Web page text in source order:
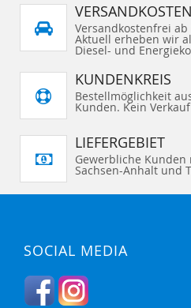
VERSANDKOSTEN
Versandkostenfrei
Aktuell erheben wir
Diesel- und
KUNDENKREIS
Bestellmöglichkeit
Kunden. Kein
LIEFERGEBIET
Gewerbliche
Sachsen-Anhalt und
SOCIAL MEDIA